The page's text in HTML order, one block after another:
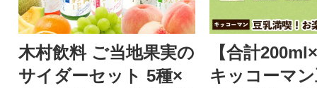
木村飲料 ご当地果実の
サイダーセット 5種×
【合計
キッコーマ